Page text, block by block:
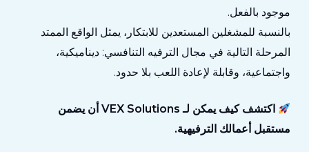
موجود بالفعل.
بالنسبة للمشغلين المستعدين للابتكار، يمثل الواقع الممتد
المرحلة التالية في مجال الترفيه التنافسي: ديناميكية،
واجتماعية، وقابلة لإعادة اللعب بلا حدود.
اكتشف كيف يمكن لـ VEX Solutions أن يضمن
مستقبل أعمالك الترفيهية.